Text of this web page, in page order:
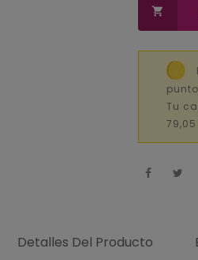

Tu
Detalles Del Producto